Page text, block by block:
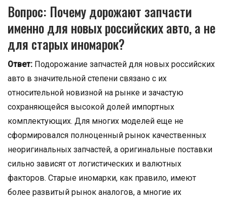
Вопрос: Почему дорожают запчасти
именно для новых российских авто, а не
для старых иномарок?
Ответ: Подорожание запчастей для новых российских
авто в значительной степени связано с их
относительной новизной на рынке и зачастую
сохраняющейся высокой долей импортных
комплектующих. Для многих моделей еще не
сформировался полноценный рынок качественных
неоригинальных запчастей, а оригинальные поставки
сильно зависят от логистических и валютных
факторов. Старые иномарки, как правило, имеют
более развитый рынок аналогов, а многие их